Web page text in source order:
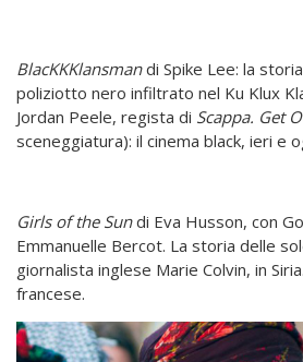
BlacKKKlansmandi Spike Lee: la
poliziotto nero infiltrato nel Ku Klux
Jordan Peele, regista di Scappa. Get
sceneggiatura): il cinema black, ieri e
Girls of the Sundi Eva Husson, con
Emmanuelle Bercot. La storia delle
giornalista inglese Marie Colvin, in
francese.